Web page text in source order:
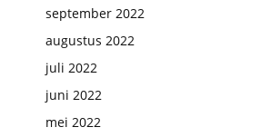
september 2022
augustus 2022
juli 2022
juni 2022
mei 2022